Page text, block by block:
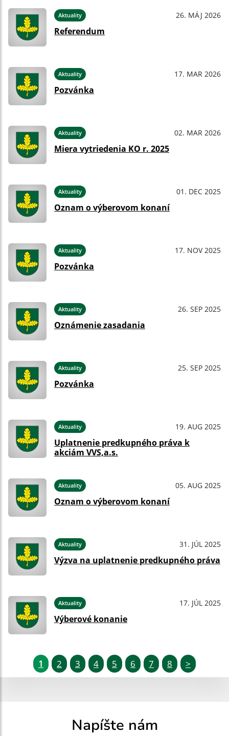
Aktuality 26. MÁJ 2026
Referendum
Aktuality 17. MAR 2026
Pozvánka
Aktuality 02. MAR 2026
Miera vytriedenia KO r. 2025
Aktuality 01. DEC 2025
Oznam o výberovom konaní
Aktuality 17. NOV 2025
Pozvánka
Aktuality 26. SEP 2025
Oznámenie zasadania
Aktuality 25. SEP 2025
Pozvánka
Aktuality 19. AUG 2025
Uplatnenie predkupného práva k
akciám VVS,a.s.
Aktuality 05. AUG 2025
Oznam o výberovom konaní
Aktuality 31. JÚL 2025
Výzva na uplatnenie predkupného práva
Aktuality 17. JÚL 2025
Výberové konanie
1 2 3 4 5 6 7 8 >
Napíšte nám